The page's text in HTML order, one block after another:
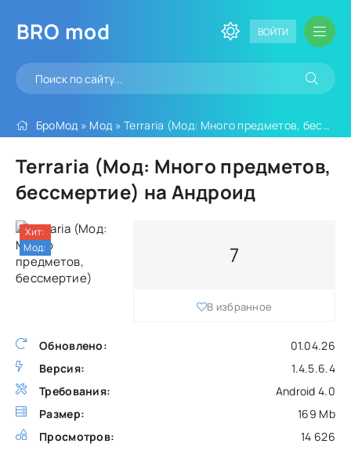
BRO mod ВОЙТИ
БроМод » Мод » Terraria (Мод: Много предметов, бессмертие)
Terraria (Мод: Много предметов,
бессмертие) на Андроид
Обновлено:
01.04.26
Версия:
1.4.5.6.4
Требования:
Android 4.0
Размер:
169 Mb
Просмотров:
14 626
7
В избранное
Хит:
Мод: